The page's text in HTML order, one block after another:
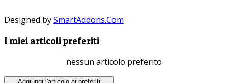
Designed bySmartAddons.Com
I miei articoli preferiti
nessun articolo preferito